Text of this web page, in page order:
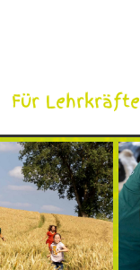
Für Lehrkräfte